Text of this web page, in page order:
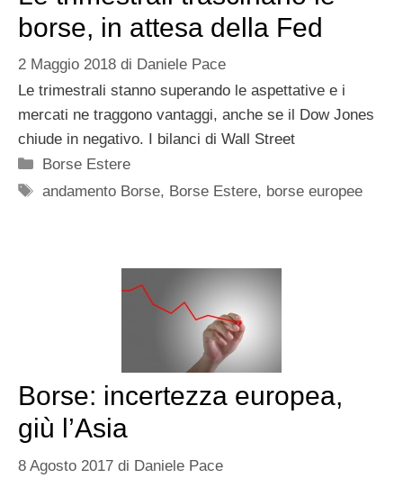
borse, in attesa della Fed
2 Maggio 2018 di Daniele Pace
Le trimestrali stanno superando le aspettative e i
mercati ne traggono vantaggi, anche se il Dow Jones
chiude in negativo. I bilanci di Wall Street
Categorie
Borse Estere
Tag
andamento Borse, Borse Estere, borse europee
Borse: incertezza europea,
giù l’Asia
8 Agosto 2017 di Daniele Pace